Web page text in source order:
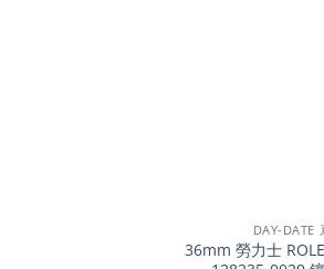
DAY-DATE
36mm 勞力士